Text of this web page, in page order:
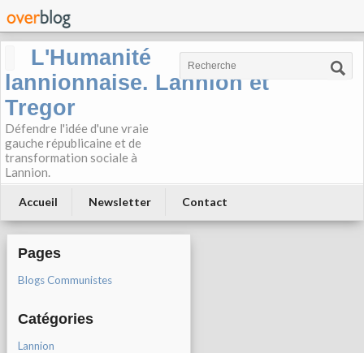
L'Humanité
lannionnaise. Lannion et
Tregor
Défendre l'idée d'une vraie
gauche républicaine et de
transformation sociale à
Lannion.
Accueil Newsletter Contact
Pages
Blogs Communistes
Catégories
Lannion